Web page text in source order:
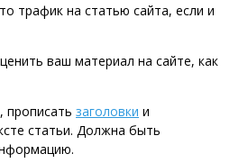
трафик на статью сайта, если и
ваш материал на сайте, как
прописать заголовки и
статьи. Должна быть